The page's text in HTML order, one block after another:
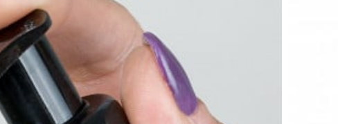
kan bruges til de fleste shampoo- og produktflasker
på din produktflaske
en hældetud/et kliklåg – eller et ødelagt pumpehoved